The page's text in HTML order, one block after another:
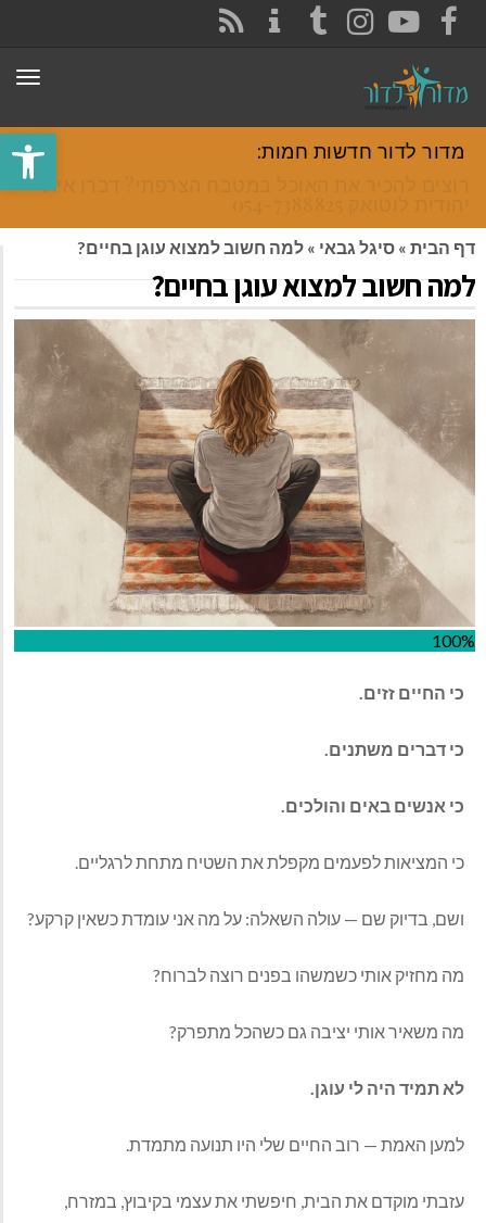
פתח
FACEBOOK
YOUTUBE
INSTAGRAM
TUMBLR
מדור לדור חדשות חמות:
רוצים להכיר את האוכל במטבח הצרפתי? דברו איתי
דף הבית » סיגל גבאי » למה חשוב למצוא עוגן בחיים?
למה חשוב למצוא עוגן בחיים?
100%
כי‭ ‬החיים‭ ‬זזים‭.‬
כי‭ ‬דברים‭ ‬משתנים‭.‬
כי‭ ‬אנשים‭ ‬באים‭ ‬והולכים‭.‬
כי‭ ‬המציאות‭ ‬לפעמים‭ ‬מקפלת‭ ‬את‭ ‬השטיח‭ ‬מתחת‭ ‬לרגליים‭.‬
ושם‭ ,‬בדיוק‭ ‬שם‭ ‬‮—‬‭ ‬עולה‭ ‬השאלה‭:‬ על‭ ‬מה‭ ‬אני‭ ‬עומדת‭ ‬כשאין‭ ‬קרקע‭?‬
מה‭ ‬מחזיק‭ ‬אותי‭ ‬כשמשהו‭ ‬בפנים‭ ‬רוצה‭ ‬לברוח‭?‬
מה‭ ‬משאיר‭ ‬אותי‭ ‬יציבה‭ ‬גם‭ ‬כשהכל‭ ‬מתפרק‭?‬
לא‭ ‬תמיד‭ ‬היה‭ ‬לי‭ ‬עוגן‭.‬
למען‭ ‬האמת‭ ‬‮—‬‭ ‬רוב‭ ‬החיים‭ ‬שלי‭ ‬היו‭ ‬תנועה‭ ‬מתמדת‭.‬
עזבתי‭ ‬מוקדם‭ ‬את‭ ‬הבית‭,‬ חיפשתי‭ ‬את‭ ‬עצמי‭ ‬בקיבוץ‭,‬ במזרח‭,‬